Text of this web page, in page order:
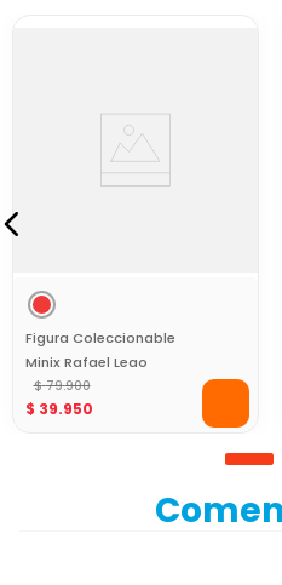
Figura Coleccionable
Minix Rafael Leao
Portugal 12Cm World
Cup
$ 79.900
$ 39.950